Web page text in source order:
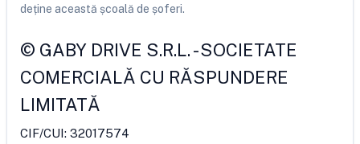
deține această școală de șoferi.
© GABY DRIVE S.R.L.-SOCIETATE
COMERCIALĂ CU RĂSPUNDERE
LIMITATĂ
CIF/CUI: 32017574